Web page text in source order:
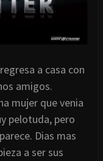
a casa con
amigos.
mujer que venia
pelotuda, pero
Dias mas
a ser sus